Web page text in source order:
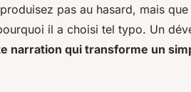
pas au hasard, mais
il a choisi tel typo. Un
narration qui transforme un